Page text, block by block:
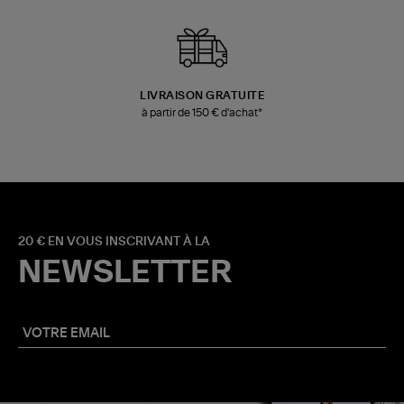
LIVRAISON GRATUITE
à partir de 150 € d'achat*
20 € EN VOUS INSCRIVANT À LA
NEWSLETTER